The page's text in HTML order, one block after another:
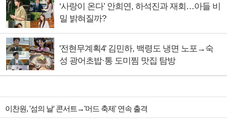
‘사랑이 온다’ 안희연, 하석진과 재회…아들 비
밀 밝혀질까?
'전현무계획4' 김민하, 백령도 냉면 노포→숙
성 광어초밥·통 도미찜 맛집 탐방
이찬원, '섬의 날' 콘서트→'머드 축제' 연속 출격